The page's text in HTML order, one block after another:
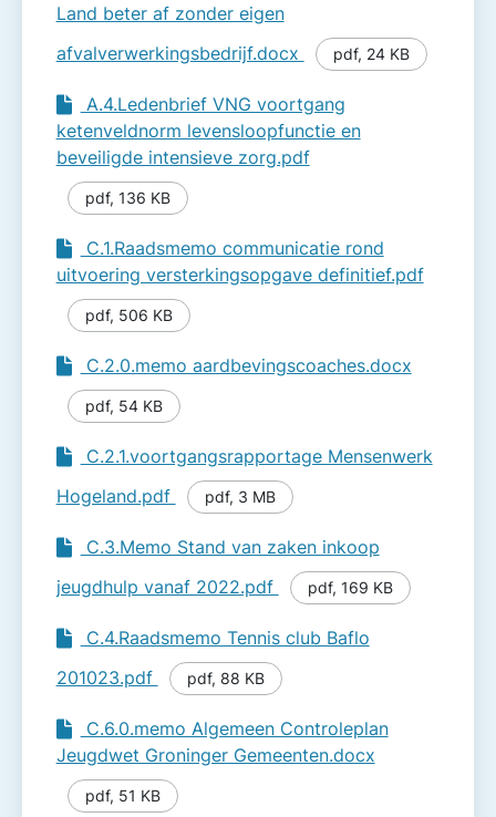
Land beter af zonder eigen
afvalverwerkingsbedrijf.docx
pdf, 24 KB
A.4.Ledenbrief VNG voortgang
ketenveldnorm levensloopfunctie en
beveiligde intensieve zorg.pdf
pdf, 136 KB
C.1.Raadsmemo communicatie rond
uitvoering versterkingsopgave definitief.pdf
pdf, 506 KB
C.2.0.memo aardbevingscoaches.docx
pdf, 54 KB
C.2.1.voortgangsrapportage Mensenwerk
Hogeland.pdf
pdf, 3 MB
C.3.Memo Stand van zaken inkoop
jeugdhulp vanaf 2022.pdf
pdf, 169 KB
C.4.Raadsmemo Tennis club Baflo
201023.pdf
pdf, 88 KB
C.6.0.memo Algemeen Controleplan
Jeugdwet Groninger Gemeenten.docx
pdf, 51 KB